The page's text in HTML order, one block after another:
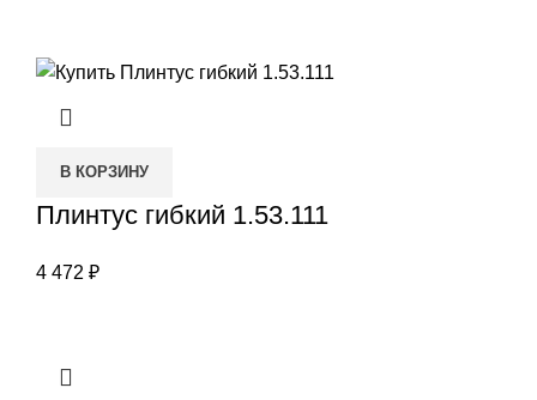
В КОРЗИНУ
Плинтус гибкий 1.53.111
4 472 ₽